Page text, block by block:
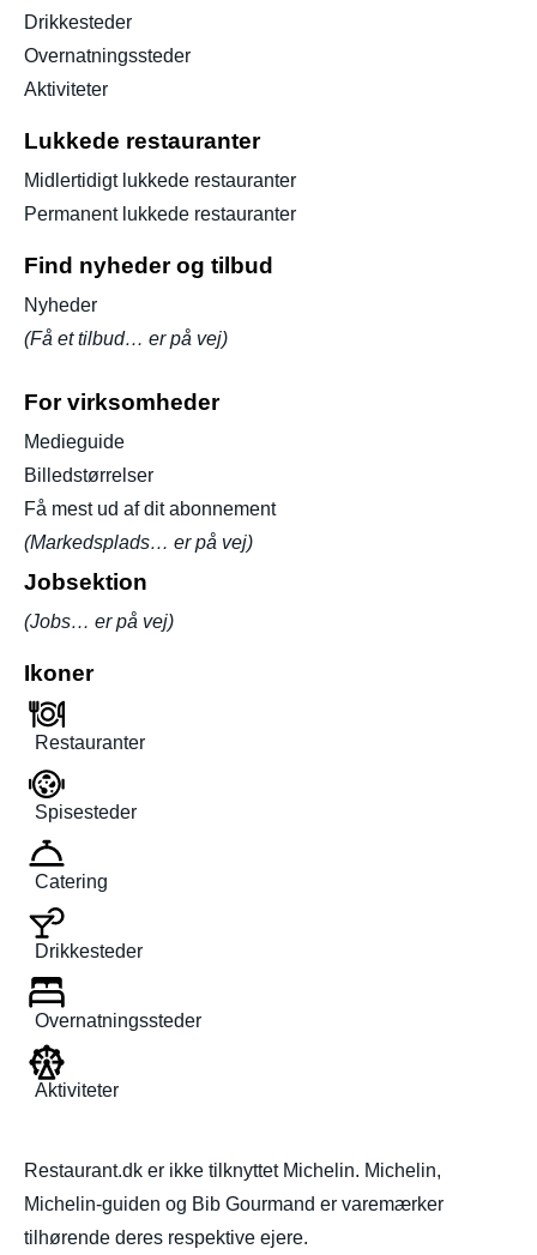
Drikkesteder
Overnatningssteder
Aktiviteter
Lukkede restauranter
Midlertidigt lukkede restauranter
Permanent lukkede restauranter
Find nyheder og tilbud
Nyheder
(Få et tilbud… er på vej)
For virksomheder
Medieguide
Billedstørrelser
Få mest ud af dit abonnement
(Markedsplads… er på vej)
Jobsektion
(Jobs… er på vej)
Ikoner
Restauranter
Spisesteder
Catering
Drikkesteder
Overnatningssteder
Aktiviteter
Restaurant.dk er ikke tilknyttet Michelin. Michelin,
Michelin-guiden og Bib Gourmand er varemærker
tilhørende deres respektive ejere.